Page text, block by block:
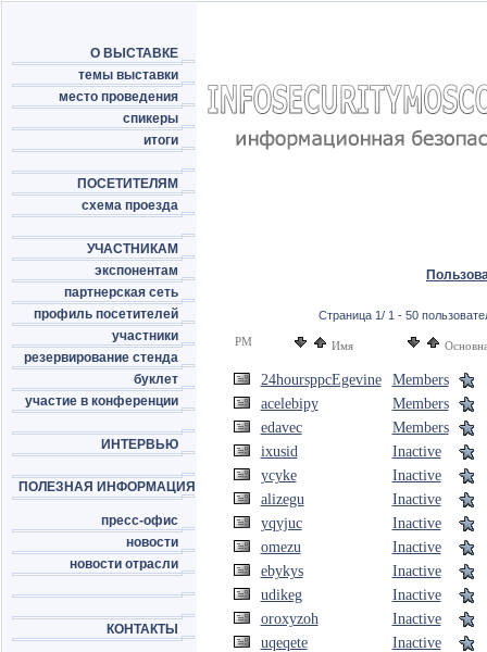
О ВЫСТАВКЕ
темы выставки
место проведения
спикеры
итоги
ПОСЕТИТЕЛЯМ
схема проезда
УЧАСТНИКАМ
экспонентам
партнерская сеть
профиль посетителей
участники
резервирование стенда
буклет
участие в конференции
ИНТЕРВЬЮ
ПОЛЕЗНАЯ ИНФОРМАЦИЯ
пресс-офис
новости
новости отрасли
КОНТАКТЫ
Страница 1/ 1 - 50
PM
Имя
24hoursppcEgevine
Members
acelebipy
Members
edavec
Members
ixusid
Inactive
ycyke
Inactive
alizegu
Inactive
yqyjuc
Inactive
omezu
Inactive
ebykys
Inactive
udikeg
Inactive
oroxyzoh
Inactive
uqeqete
Inactive